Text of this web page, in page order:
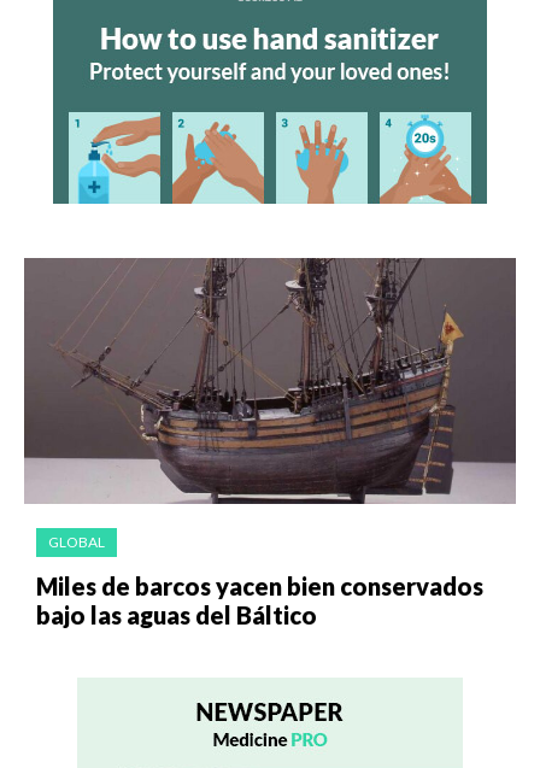
GLOBAL
Miles de barcos yacen bien conservados
bajo las aguas del Báltico